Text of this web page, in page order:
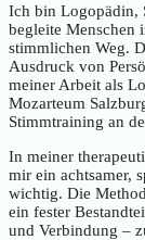
Ich bin Logopädin,
begleite Menschen
stimmlichen Weg.
Ausdruck von
meiner Arbeit als
Mozarteum
Stimmtraining an
In meiner
mir ein achtsamer,
wichtig. Die
ein fester
und Verbindung –